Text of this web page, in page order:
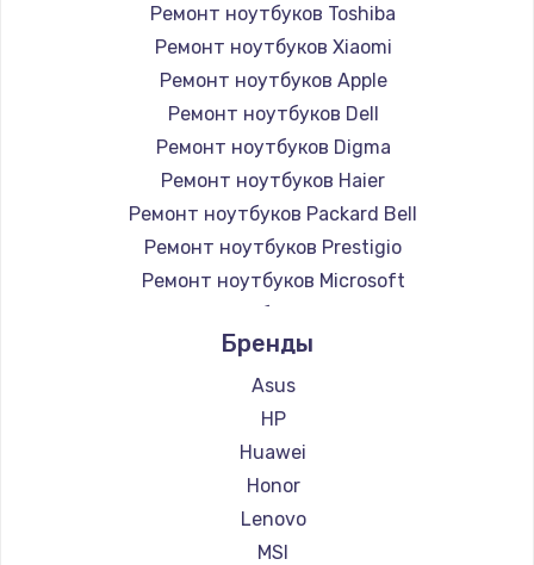
Ремонт ноутбуков Toshiba
Ремонт ноутбуков Xiaomi
Ремонт ноутбуков Apple
Ремонт ноутбуков Dell
Ремонт ноутбуков Digma
Ремонт ноутбуков Haier
Ремонт ноутбуков Packard Bell
Ремонт ноутбуков Prestigio
Ремонт ноутбуков Microsoft
Ремонт ноутбуков Alienware
Ремонт ноутбуков Aquarius
Ремонт ноутбуков Gigabyte
Ремонт ноутбуков Aorus
Ремонт ноутбуков Maibenben
Ремонт ноутбуков Getac
Ремонт ноутбуков Epson
Ремонт ноутбуков Philips
Бренды
Asus
HP
Huawei
Honor
Lenovo
MSI